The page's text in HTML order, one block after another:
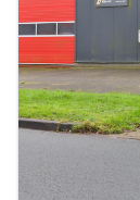
Minimaal